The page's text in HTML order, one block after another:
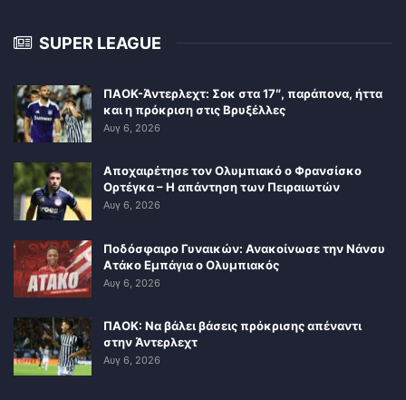
SUPER LEAGUE
ΠΑΟΚ-Άντερλεχτ: Σοκ στα 17″, παράπονα, ήττα
και η πρόκριση στις Βρυξέλλες
Αυγ 6, 2026
Αποχαιρέτησε τον Ολυμπιακό ο Φρανσίσκο
Ορτέγκα – Η απάντηση των Πειραιωτών
Αυγ 6, 2026
Ποδόσφαιρο Γυναικών: Ανακοίνωσε την Νάνσυ
Ατάκο Εμπάγια ο Ολυμπιακός
Αυγ 6, 2026
ΠΑΟΚ: Να βάλει βάσεις πρόκρισης απέναντι
στην Άντερλεχτ
Αυγ 6, 2026